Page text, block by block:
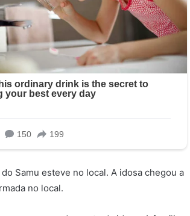
Samu esteve no local. A idosa chegou a
no local.